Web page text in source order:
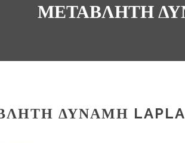
ΜΕΤΑΒΛΗΤΉ
ΔΎΝΑΜΗ